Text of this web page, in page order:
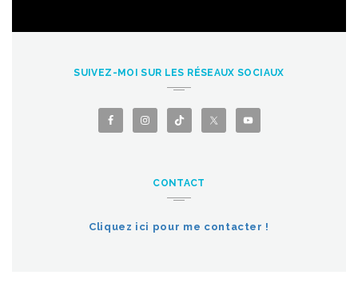
SUIVEZ-MOI SUR LES RÉSEAUX SOCIAUX
CONTACT
Cliquez ici pour me contacter !